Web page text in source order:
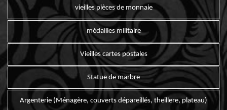
vieilles pièces de monnaie
médailles militaire
Vieilles cartes postales
Statue de marbre
Argenterie (Ménagère, couverts dépareillés, theillere, plateau)